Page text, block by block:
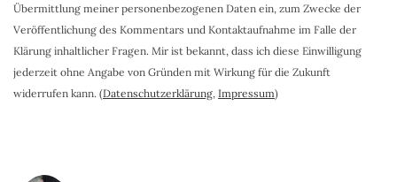
Übermittlung meiner personenbezogenen Daten ein, zum Zwecke der
Veröffentlichung des Kommentars und Kontaktaufnahme im Falle der
Klärung inhaltlicher Fragen. Mir ist bekannt, dass ich diese Einwilligung
jederzeit ohne Angabe von Gründen mit Wirkung für die Zukunft
widerrufen kann. (Datenschutzerklärung, Impressum)